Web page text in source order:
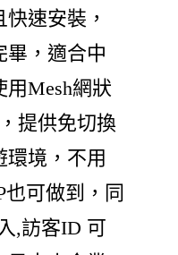
速安裝，
畢，適合中
Mesh網狀
提供免切換
境，不用
也可做到，同
,訪客ID 可